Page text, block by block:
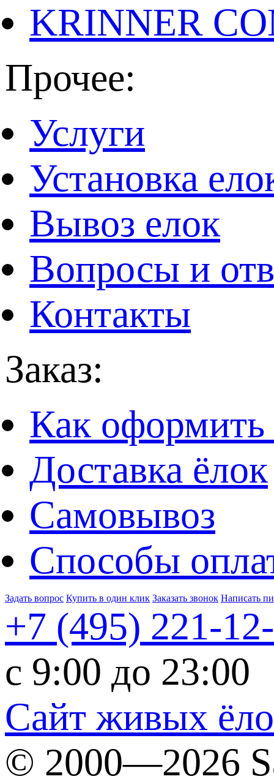
KRINNER
Прочее:
Услуги
Установка
Вывоз елок
Вопросы и
Контакты
Заказ:
Как оформить
Доставка ёлок
Самовывоз
Способы
Задать вопрос Купить в один клик Заказать звонок Написать
+7 (495) 221-
c 9:00 до 23:00
Сайт живых
© 2000—2026